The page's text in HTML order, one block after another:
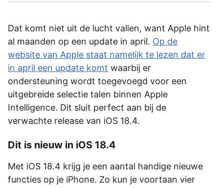
Dat komt niet uit de lucht vallen, want Apple hint
al maanden op een update in april. Op de
website van Apple staat namelijk te lezen dat er
in april een update komt waarbij er
ondersteuning wordt toegevoegd voor een
uitgebreide selectie talen binnen Apple
Intelligence. Dit sluit perfect aan bij de
verwachte release van iOS 18.4.
Dit is nieuw in iOS 18.4
Met iOS 18.4 krijg je een aantal handige nieuwe
functies op je iPhone. Zo kun je voortaan vier